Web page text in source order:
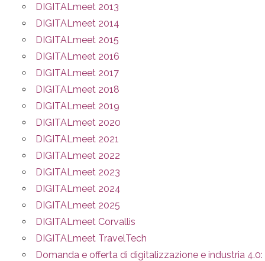
DIGITALmeet 2013
DIGITALmeet 2014
DIGITALmeet 2015
DIGITALmeet 2016
DIGITALmeet 2017
DIGITALmeet 2018
DIGITALmeet 2019
DIGITALmeet 2020
DIGITALmeet 2021
DIGITALmeet 2022
DIGITALmeet 2023
DIGITALmeet 2024
DIGITALmeet 2025
DIGITALmeet Corvallis
DIGITALmeet TravelTech
Domanda e offerta di digitalizzazione e industria 4.0: